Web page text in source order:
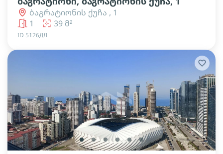
ბაგრატიონის ქუჩა , 1
1
39 მ²
ID 5126ДЛ
lens lens lens lens lens lens